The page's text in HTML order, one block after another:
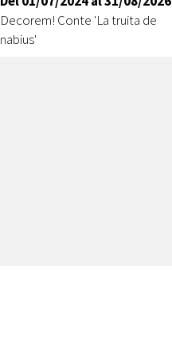
Decorem! Conte 'La truita de
nabius'